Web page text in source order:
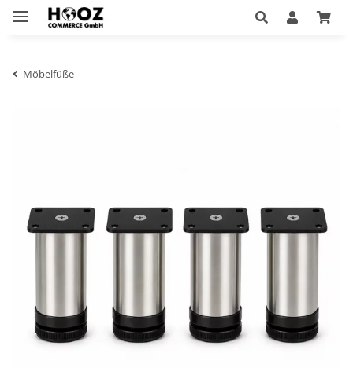
Möbelfüße